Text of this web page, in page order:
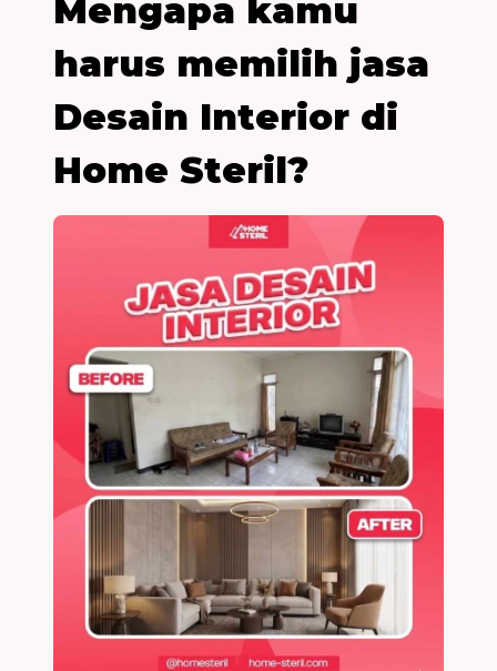
Mengapa kamu
harus memilih jasa
Desain Interior di
Home Steril?